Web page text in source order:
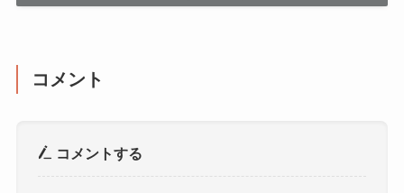
コメント
コメントする